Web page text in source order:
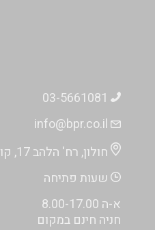
חולון, רח' הלהב 17, קומה ב' יחידה C-07
שעות פתיחה
א-ה 8.00-17.00
חניה חינם במקום